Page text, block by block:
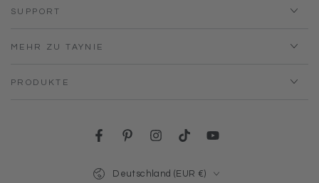
SUPPORT
MEHR ZU TAYNIE
PRODUKTE
FacebookPinterestInstagram
TikTokYouTube
Deutschland (EUR €)